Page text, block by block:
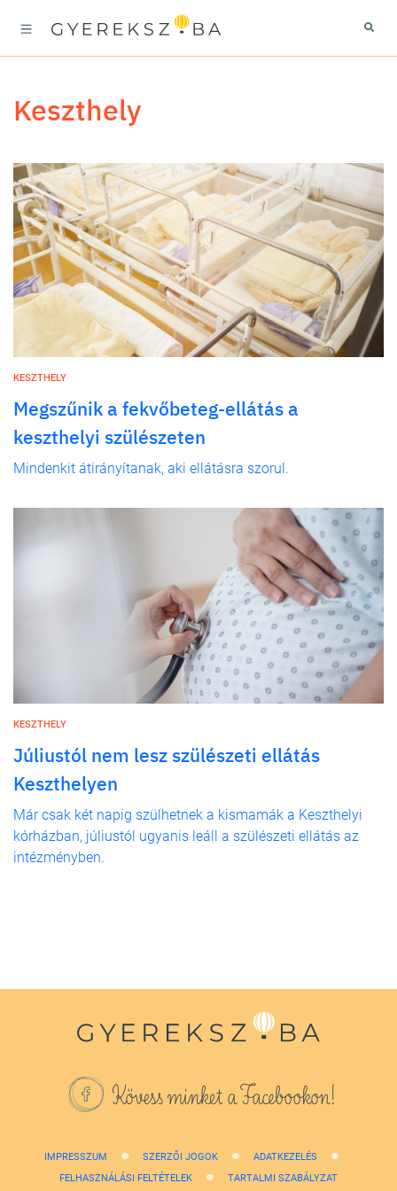
keszthely
KESZTHELY
Megszűnik a fekvőbeteg-ellátás a
keszthelyi szülészeten
Mindenkit átirányítanak, aki ellátásra szorul.
KESZTHELY
Júliustól nem lesz szülészeti ellátás
Keszthelyen
Már csak két napig szülhetnek a kismamák a Keszthelyi
kórházban, júliustól ugyanis leáll a szülészeti ellátás az
intézményben.
Kövess minket a Facebookon!
IMPRESSZUM SZERZŐI JOGOK
ADATKEZELÉS
FELHASZNÁLÁSI FELTÉTELEK
TARTALMI SZABÁLYZAT